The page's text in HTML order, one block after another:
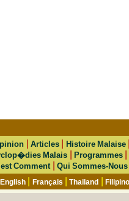
Articles| Histoire Malaise
Malais |Programmes
Comment Qui Sommes-Nous
English Français |Thailand |